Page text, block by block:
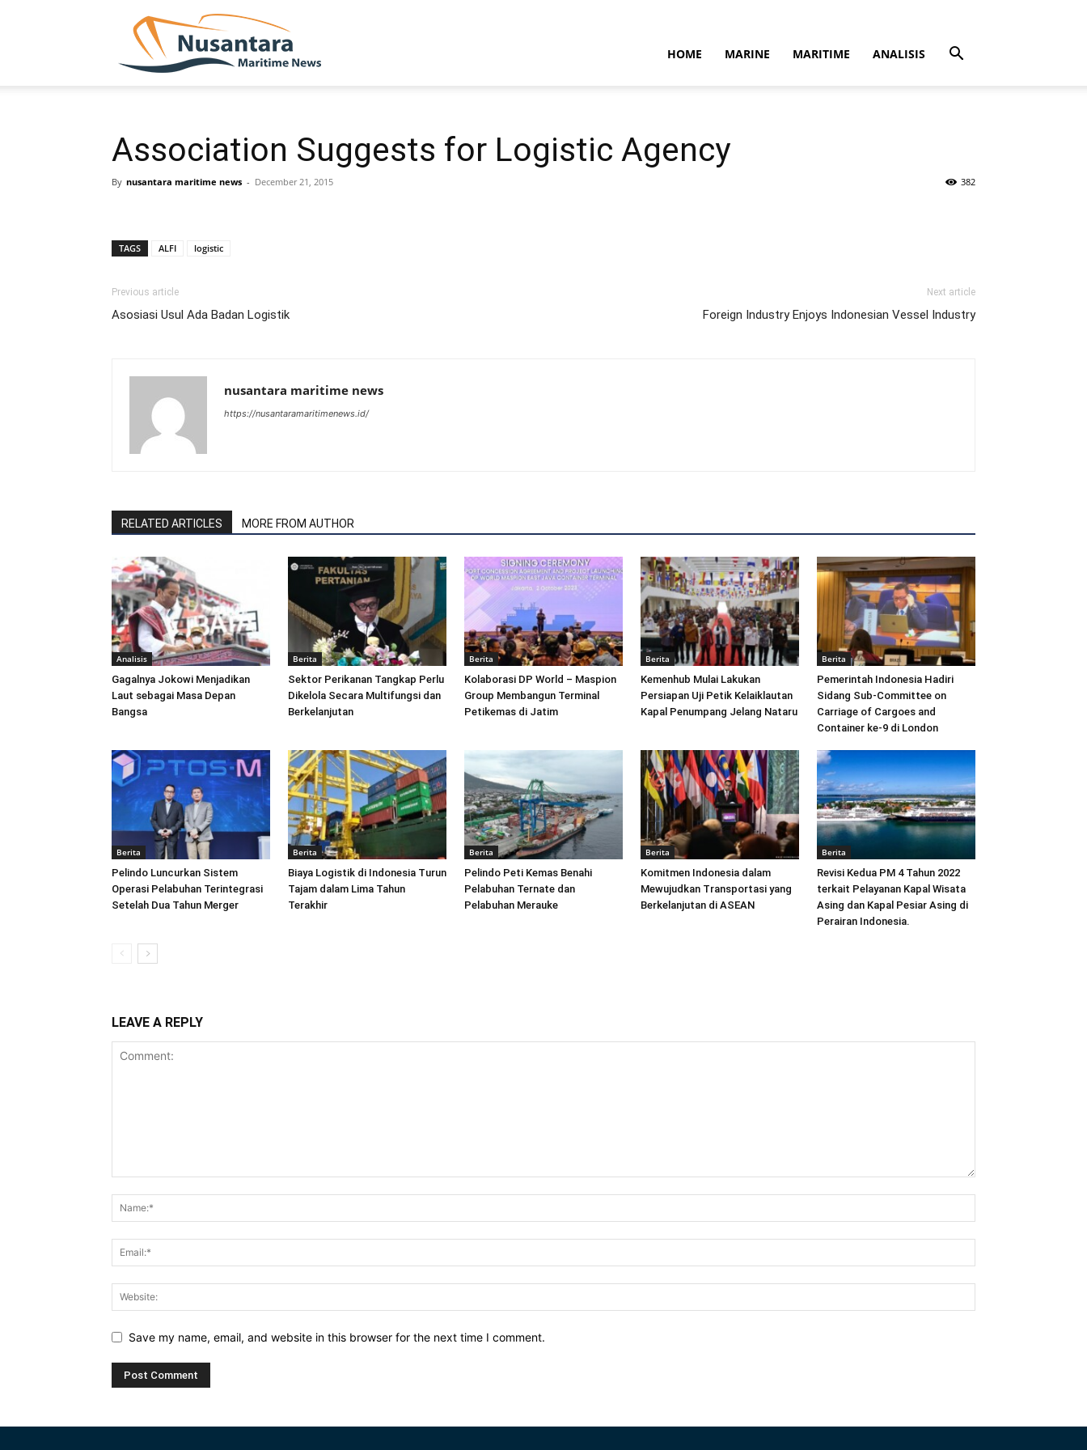
HOME MARINE MARITIME ANALISIS
Association Suggests for Logistic Agency
By nusantara maritime news - December 21, 2015 382
TAGS ALFI logistic
Previous article
Asosiasi Usul Ada Badan Logistik
Next article
Foreign Industry Enjoys Indonesian Vessel Industry
nusantara maritime news
https://nusantaramaritimenews.id/
RELATED ARTICLES MORE FROM AUTHOR
Analisis
Gagalnya Jokowi Menjadikan
Laut sebagai Masa Depan
Bangsa
Berita
Sektor Perikanan Tangkap Perlu
Dikelola Secara Multifungsi dan
Berkelanjutan
Berita
Kolaborasi DP World – Maspion
Group Membangun Terminal
Petikemas di Jatim
Berita
Kemenhub Mulai Lakukan
Persiapan Uji Petik Kelaiklautan
Kapal Penumpang Jelang Nataru
Berita
Pemerintah Indonesia Hadiri
Sidang Sub-Committee on
Carriage of Cargoes and
Container ke-9 di London
Berita
Pelindo Luncurkan Sistem
Operasi Pelabuhan Terintegrasi
Setelah Dua Tahun Merger
Berita
Biaya Logistik di Indonesia Turun
Tajam dalam Lima Tahun
Terakhir
Berita
Pelindo Peti Kemas Benahi
Pelabuhan Ternate dan
Pelabuhan Merauke
Berita
Komitmen Indonesia dalam
Mewujudkan Transportasi yang
Berkelanjutan di ASEAN
Berita
Revisi Kedua PM 4 Tahun 2022
terkait Pelayanan Kapal Wisata
Asing dan Kapal Pesiar Asing di
Perairan Indonesia.
LEAVE A REPLY
Save my name, email, and website in this browser for the next time I comment.